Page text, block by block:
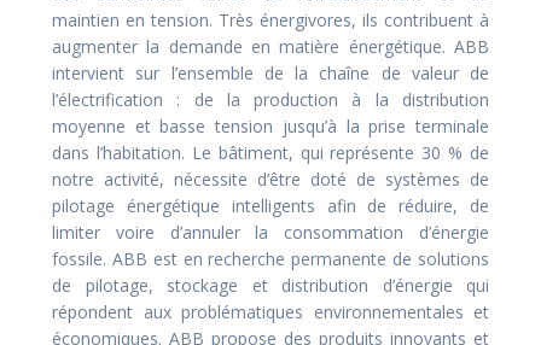
maintien en tension. Très énergivores, ils contribuent à
augmenter la demande en matière énergétique. ABB
intervient sur l’ensemble de la chaîne de valeur de
l’électrification : de la production à la distribution
moyenne et basse tension jusqu’à la prise terminale
dans l’habitation. Le bâtiment, qui représente 30 % de
notre activité, nécessite d’être doté de systèmes de
pilotage énergétique intelligents afin de réduire, de
limiter voire d’annuler la consommation d’énergie
fossile. ABB est en recherche permanente de solutions
de pilotage, stockage et distribution d’énergie qui
répondent aux problématiques environnementales et
économiques. ABB propose des produits innovants et